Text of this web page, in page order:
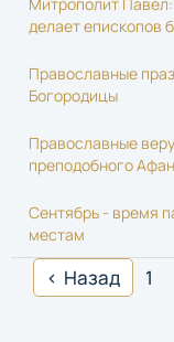
делает епископов
Православные
Богородицы
Православные
преподобного
Сентябрь - время
местам
Назад 1